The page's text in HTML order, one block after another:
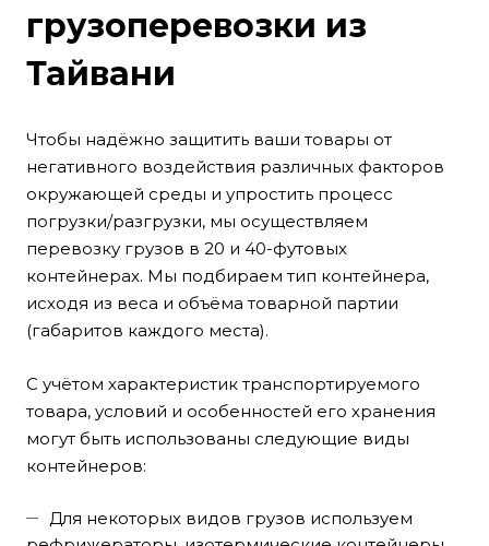
грузоперевозки из
Тайвани
Чтобы надёжно защитить ваши товары от
негативного воздействия различных факторов
окружающей среды и упростить процесс
погрузки/разгрузки, мы осуществляем
перевозку грузов в 20 и 40-футовых
контейнерах. Мы подбираем тип контейнера,
исходя из веса и объёма товарной партии
(габаритов каждого места).
С учётом характеристик транспортируемого
товара, условий и особенностей его хранения
могут быть использованы следующие виды
контейнеров:
Для некоторых видов грузов используем